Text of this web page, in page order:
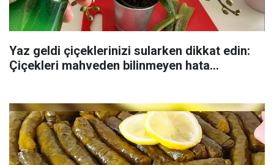
Yaz geldi çiçeklerinizi sularken dikkat edin:
Çiçekleri mahveden bilinmeyen hata...